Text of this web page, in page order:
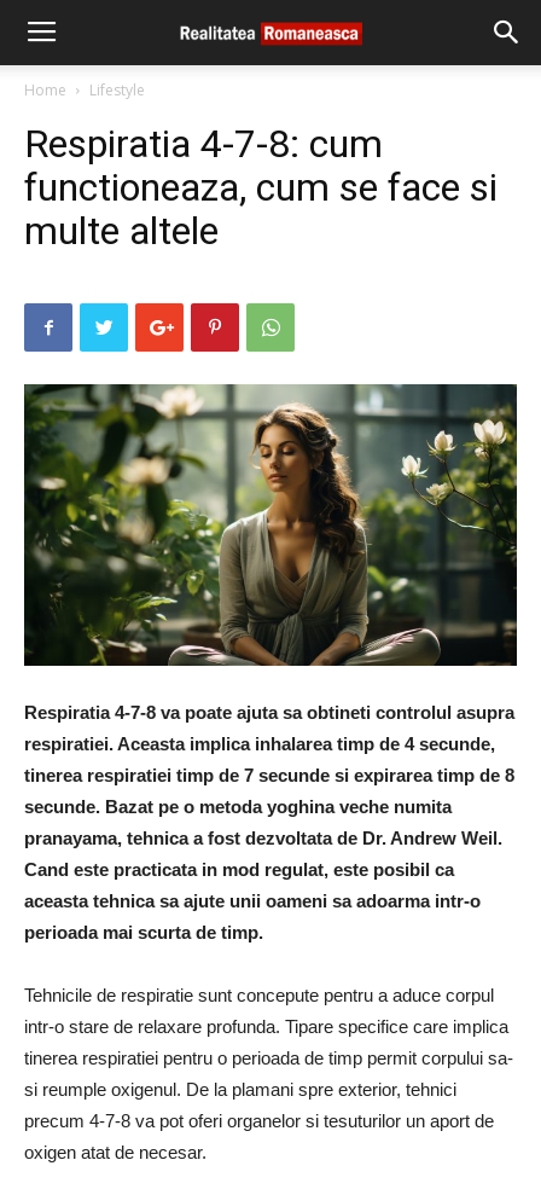
Home Lifestyle
Respiratia 4-7-8: cum
functioneaza, cum se face si
multe altele
Respiratia 4-7-8 va poate ajuta sa obtineti controlul asupra
respiratiei. Aceasta implica inhalarea timp de 4 secunde,
tinerea respiratiei timp de 7 secunde si expirarea timp de 8
secunde. Bazat pe o metoda yoghina veche numita
pranayama, tehnica a fost dezvoltata de Dr. Andrew Weil.
Cand este practicata in mod regulat, este posibil ca
aceasta tehnica sa ajute unii oameni sa adoarma intr-o
perioada mai scurta de timp.
Tehnicile de respiratie sunt concepute pentru a aduce corpul
intr-o stare de relaxare profunda. Tipare specifice care implica
tinerea respiratiei pentru o perioada de timp permit corpului sa-
si reumple oxigenul. De la plamani spre exterior, tehnici
precum 4-7-8 va pot oferi organelor si tesuturilor un aport de
oxigen atat de necesar.